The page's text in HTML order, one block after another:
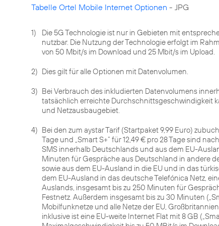
Tabelle Ortel Mobile Internet Optionen - JPG
1)
Die 5G Technologie ist nur in Gebieten mit
nutzbar. Die Nutzung der Technologie erfolgt im
von 50 Mbit/s im Download und 25 Mbit/s im Upload.
2) Dies gilt für alle Optionen mit Datenvolumen.
3) Bei Verbrauch des inkludierten Datenvolumens
tatsächlich erreichte Durchschnittsgeschwindigkeit
und Netzausbaugebiet.
4) Bei den zum aystar Tarif (Startpaket 9,99 Euro)
Tage und „Smart S+“ für 12,49 € pro 28 Tage sind
SMS innerhalb Deutschlands und aus dem EU-
Minuten für Gespräche aus Deutschland in andere
sowie aus dem EU-Ausland in die EU und in das
dem EU-Ausland in das deutsche Telefónica Netz,
Auslands, insgesamt bis zu 250 Minuten für
Festnetz. Außerdem insgesamt bis zu 30 Minuten
Mobilfunknetze und alle Netze der EU,
inklusive ist eine EU-weite Internet Flat mit 8 GB